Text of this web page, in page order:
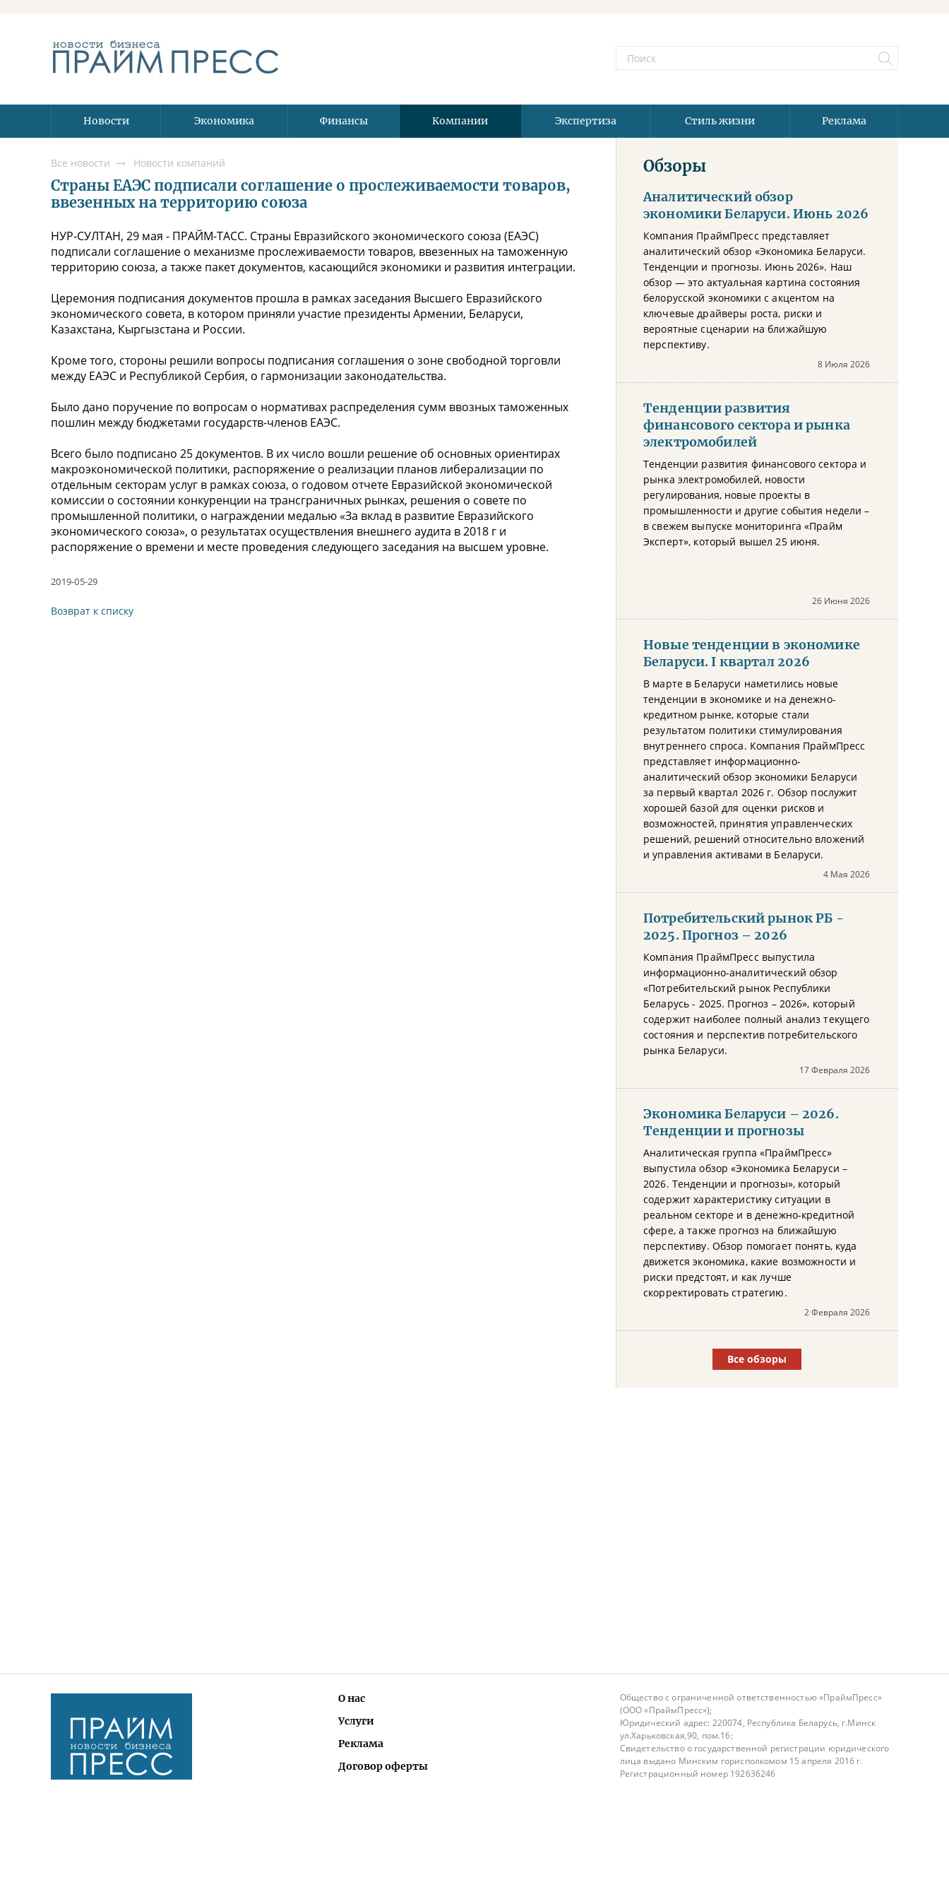
Новости Экономика Финансы Компании Экспертиза Стиль жизни Реклама
Все новости Новости компаний
Страны ЕАЭС подписали соглашение о прослеживаемости товаров,
ввезенных на территорию союза
НУР-СУЛТАН, 29 мая - ПРАЙМ-ТАСС. Страны Евразийского экономического союза (ЕАЭС)
подписали соглашение о механизме прослеживаемости товаров, ввезенных на таможенную
территорию союза, а также пакет документов, касающийся экономики и развития интеграции.
Церемония подписания документов прошла в рамках заседания Высшего Евразийского
экономического совета, в котором приняли участие президенты Армении, Беларуси,
Казахстана, Кыргызстана и России.
Кроме того, стороны решили вопросы подписания соглашения о зоне свободной торговли
между ЕАЭС и Республикой Сербия, о гармонизации законодательства.
Было дано поручение по вопросам о нормативах распределения сумм ввозных таможенных
пошлин между бюджетами государств-членов ЕАЭС.
Всего было подписано 25 документов. В их число вошли решение об основных ориентирах
макроэкономической политики, распоряжение о реализации планов либерализации по
отдельным секторам услуг в рамках союза, о годовом отчете Евразийской экономической
комиссии о состоянии конкуренции на трансграничных рынках, решения о совете по
промышленной политики, о награждении медалью «За вклад в развитие Евразийского
экономического союза», о результатах осуществления внешнего аудита в 2018 г и
распоряжение о времени и месте проведения следующего заседания на высшем уровне.
2019-05-29
Возврат к списку
Обзоры
Аналитический обзор
экономики Беларуси. Июнь 2026
Компания ПраймПресс представляет
аналитический обзор «Экономика Беларуси.
Тенденции и прогнозы. Июнь 2026». Наш
обзор — это актуальная картина состояния
белорусской экономики с акцентом на
ключевые драйверы роста, риски и
вероятные сценарии на ближайшую
перспективу.
8 Июля 2026
Тенденции развития
финансового сектора и рынка
электромобилей
Тенденции развития финансового сектора и
рынка электромобилей, новости
регулирования, новые проекты в
промышленности и другие события недели –
в свежем выпуске мониторинга «Прайм
Эксперт», который вышел 25 июня.
26 Июня 2026
Новые тенденции в экономике
Беларуси. I квартал 2026
В марте в Беларуси наметились новые
тенденции в экономике и на денежно-
кредитном рынке, которые стали
результатом политики стимулирования
внутреннего спроса. Компания ПраймПресс
представляет информационно-
аналитический обзор экономики Беларуси
за первый квартал 2026 г. Обзор послужит
хорошей базой для оценки рисков и
возможностей, принятия управленческих
решений, решений относительно вложений
и управления активами в Беларуси.
4 Мая 2026
Потребительский рынок РБ -
2025. Прогноз – 2026
Компания ПраймПресс выпустила
информационно-аналитический обзор
«Потребительский рынок Республики
Беларусь - 2025. Прогноз – 2026», который
содержит наиболее полный анализ текущего
состояния и перспектив потребительского
рынка Беларуси.
17 Февраля 2026
Экономика Беларуси – 2026.
Тенденции и прогнозы
Аналитическая группа «ПраймПресс»
выпустила обзор «Экономика Беларуси –
2026. Тенденции и прогнозы», который
содержит характеристику ситуации в
реальном секторе и в денежно-кредитной
сфере, а также прогноз на ближайшую
перспективу. Обзор помогает понять, куда
движется экономика, какие возможности и
риски предстоят, и как лучше
скорректировать стратегию.
2 Февраля 2026
Все обзоры
О нас
Услуги
Реклама
Договор оферты
Общество с ограниченной ответственностью «ПраймПресс»
(ООО «ПраймПресс»);
Юридический адрес: 220074, Республика Беларусь, г.Минск
ул.Харьковская,90, пом.16;
Свидетельство о государственной регистрации юридического
лица выдано Минским горисполкомом 15 апреля 2016 г.
Регистрационный номер 192636246